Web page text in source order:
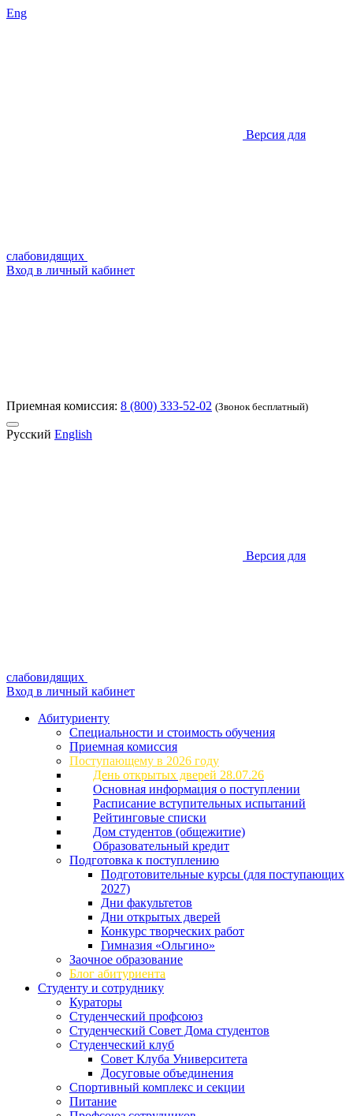
Eng
Версия для
слабовидящих
Вход в личный кабинет
Приемная комиссия: 8 (800) 333-52-02 (Звонок бесплатный)
Русский English
Версия для
слабовидящих
Вход в личный кабинет
Абитуриенту
Специальности и стоимость обучения
Приемная комиссия
Поступающему в 2026 году
День открытых дверей 28.07.26
Основная информация о поступлении
Расписание вступительных испытаний
Рейтинговые списки
Дом студентов (общежитие)
Образовательный кредит
Подготовка к поступлению
Подготовительные курсы (для поступающих
2027)
Дни факультетов
Дни открытых дверей
Конкурс творческих работ
Гимназия «Ольгино»
Заочное образование
Блог абитуриента
Студенту и сотруднику
Кураторы
Студенческий профсоюз
Студенческий Совет Дома студентов
Студенческий клуб
Совет Клуба Университета
Досуговые объединения
Спортивный комплекс и секции
Питание